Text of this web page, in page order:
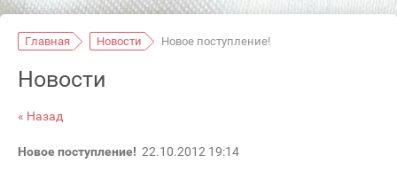
Главная Новости Новое поступление!
Новости
« Назад
Новое поступление! 22.10.2012 19:14